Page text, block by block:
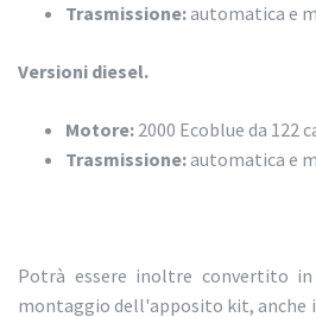
Trasmissione:automatica e
Versioni diesel.
Motore: 2000 Ecoblue da 122
Trasmissione:automatica e
Potrà essere inoltre convertito
montaggio dell'apposito kit, anche